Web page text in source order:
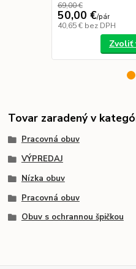
69,00 €
50,00 €/pár
40,65 € bez DPH
Zvoliť
Tovar zaradený v
Pracovná obuv
VÝPREDAJ
Nízka obuv
Pracovná obuv
Obuv s ochrannou špičkou